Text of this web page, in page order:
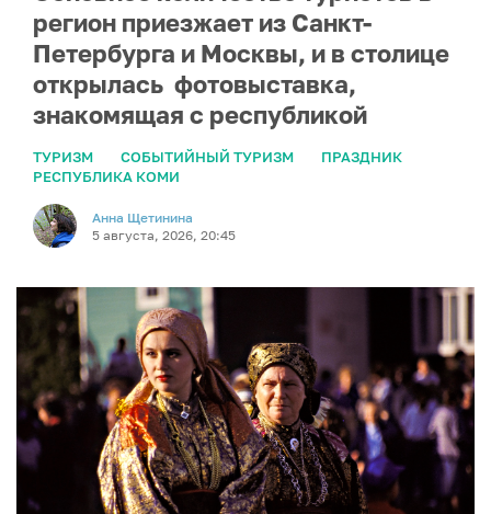
регион приезжает из Санкт-
Петербурга и Москвы, и в столице
открылась фотовыставка,
знакомящая с республикой
ТУРИЗМ СОБЫТИЙНЫЙ ТУРИЗМ
ПРАЗДНИК
РЕСПУБЛИКА КОМИ
Анна Щетинина
5 августа, 2026, 20:45